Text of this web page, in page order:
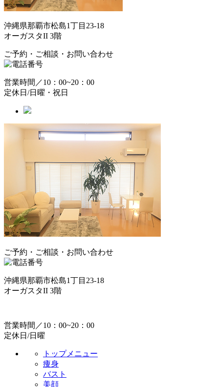
沖縄県那覇市松島1丁目23-18
オーガスタII 3階
ご予約・ご相談・お問い合わせ
営業時間／10：00~20：00
定休日/日曜・祝日
ご予約・ご相談・お問い合わせ
沖縄県那覇市松島1丁目23-18
オーガスタII 3階
営業時間／10：00~20：00
定休日/日曜
トップメニュー
痩身
バスト
美顔